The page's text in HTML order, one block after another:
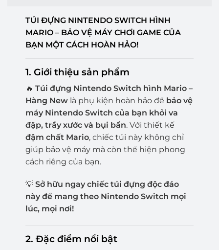
TÚI ĐỰNG NINTENDO SWITCH HÌNH
MARIO – BẢO VỆ MÁY CHƠI GAME CỦA
BẠN MỘT CÁCH HOÀN HẢO!
1. Giới thiệu sản phẩm
🔥 Túi đựng Nintendo Switch hình Mario –
Hàng Newlà phụ kiện hoàn hảo để bảo vệ
máy Nintendo Switch của bạn khỏi va
đập, trầy xước và bụi bẩn. Với thiết kế
đậm chất Mario, chiếc túi này không chỉ
giúp bảo vệ máy mà còn thể hiện phong
cách riêng của bạn.
💡 Sở hữu ngay chiếc túi đựng độc đáo
này để mang theo Nintendo Switch mọi
lúc, mọi nơi!
2. Đặc điểm nổi bật